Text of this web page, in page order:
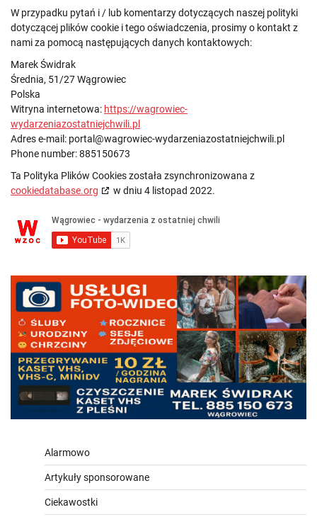
W przypadku pytań i / lub komentarzy dotyczących naszej polityki
dotyczącej plików cookie i tego oświadczenia, prosimy o kontakt z
nami za pomocą następujących danych kontaktowych:
Marek Świdrak
Średnia, 51/27 Wągrowiec
Polska
Witryna internetowa: https://wagrowiec-
wydarzeniazostatniejchwili.pl
Adres e-mail: portal@wagrowiec-wydarzeniazostatniejchwili.pl
Phone number: 885150673
Ta Polityka Plików Cookies została zsynchronizowana z
cookiedatabase.org
w dniu 4 listopad 2022.
Alarmowo
Artykuły sponsorowane
Ciekawostki